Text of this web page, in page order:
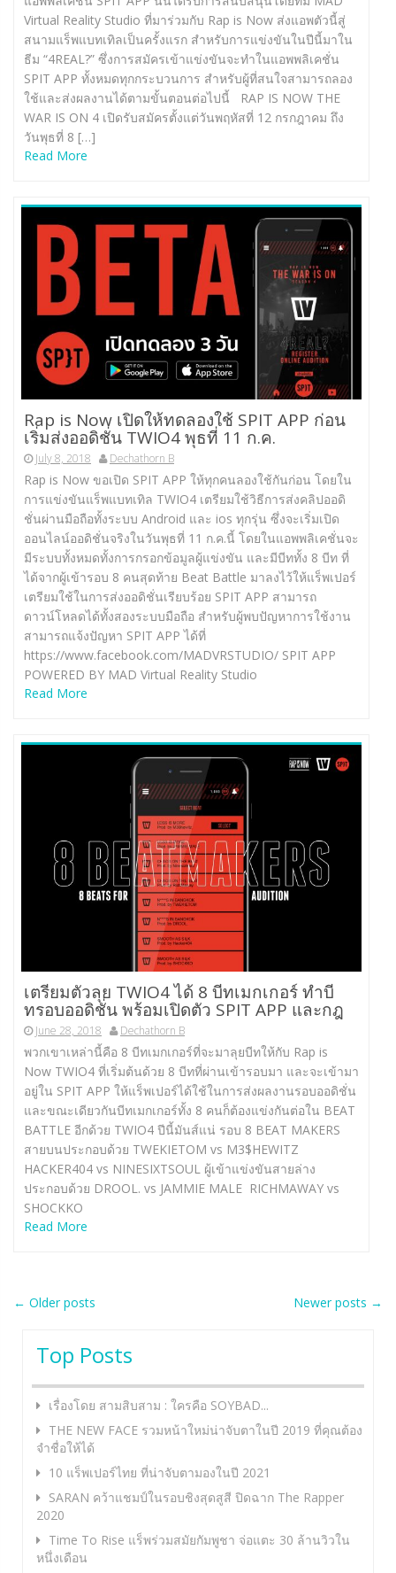
Virtual Reality Studio ที่มาร่วมกับ Rap is Now ส่งแอพตัวนี้สู่
สนามแร็พแบทเทิลเป็นครั้งแรก สำหรับการแข่งขันในปีนี้มาใน
ธีม “4REAL?” ซึ่งการสมัครเข้าแข่งขันจะทำในแอพพลิเคชั่น
SPIT APP ทั้งหมดทุกกระบวนการ สำหรับผู้ที่สนใจสามารถลอง
ใช้และส่งผลงานได้ตามขั้นตอนต่อไปนี้ RAP IS NOW THE
WAR IS ON 4 เปิดรับสมัครตั้งแต่วันพฤหัสที่ 12 กรกฎาคม ถึง
วันพุธที่ 8 […]
Read More
Rap is Now เปิดให้ทดลองใช้ SPIT APP ก่อน
เริ่มส่งออดิชั่น TWIO4 พุธที่ 11 ก.ค.
July 8, 2018 Dechathorn B
Rap is Now ขอเปิด SPIT APP ให้ทุกคนลองใช้กันก่อน โดยใน
การแข่งขันแร็พแบทเทิล TWIO4 เตรียมใช้วิธีการส่งคลิปออดิ
ชั่นผ่านมือถือทั้งระบบ Android และ ios ทุกรุ่น ซึ่งจะเริ่มเปิด
ออนไลน์ออดิชั่นจริงในวันพุธที่ 11 ก.ค.นี้ โดยในแอพพลิเคชั่นจะ
มีระบบทั้งหมดทั้งการกรอกข้อมูลผู้แข่งขัน และมีบีททั้ง 8 บีท ที่
ได้จากผู้เข้ารอบ 8 คนสุดท้าย Beat Battle มาลงไว้ให้แร็พเปอร์
เตรียมใช้ในการส่งออดิชั่นเรียบร้อย SPIT APP สามารถ
ดาวน์โหลดได้ทั้งสองระบบมือถือ สำหรับผู้พบปัญหาการใช้งาน
สามารถแจ้งปัญหา SPIT APP ได้ที่
https://www.facebook.com/MADVRSTUDIO/ SPIT APP
POWERED BY MAD Virtual Reality Studio
Read More
เตรียมตัวลุย TWIO4 ได้ 8 บีทเมกเกอร์ ทำบี
ทรอบออดิชั่น พร้อมเปิดตัว SPIT APP และกฎ
June 28, 2018 Dechathorn B
พวกเขาเหล่านี้คือ 8 บีทเมกเกอร์ที่จะมาลุยบีทให้กับ Rap is
Now TWIO4 ที่เริ่มต้นด้วย 8 บีทที่ผ่านเข้ารอบมา และจะเข้ามา
อยู่ใน SPIT APP ให้แร็พเปอร์ได้ใช้ในการส่งผลงานรอบออดิชั่น
และขณะเดียวกันบีทเมกเกอร์ทั้ง 8 คนก็ต้องแข่งกันต่อใน BEAT
BATTLE อีกด้วย TWIO4 ปีนี้มันส์แน่ รอบ 8 BEAT MAKERS
สายบนประกอบด้วย TWEKIETOM vs M3$HEWITZ
HACKER404 vs NINESIXTSOUL ผู้เข้าแข่งขันสายล่าง
ประกอบด้วย DROOL. vs JAMMIE MALE RICHMAWAY vs
SHOCKKO
Read More
Post
navigation
← Older posts Newer posts →
Top Posts
เรื่องโดย สามสิบสาม : ใครคือ SOYBAD...
THE NEW FACE รวมหน้าใหม่น่าจับตาในปี 2019 ที่คุณต้อง
จำชื่อให้ได้
10 แร็พเปอร์ไทย ที่น่าจับตามองในปี 2021
SARAN คว้าแชมป์ในรอบชิงสุดสูสี ปิดฉาก The Rapper
2020
Time To Rise แร็พร่วมสมัยกัมพูชา จ่อแตะ 30 ล้านวิวใน
หนึ่งเดือน